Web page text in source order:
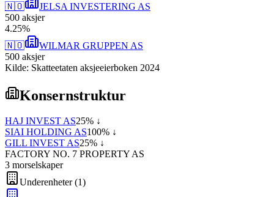
🇳🇴
JELSA INVESTERING AS
500 aksjer
4.25%
🇳🇴
WILMAR GRUPPEN AS
500 aksjer
Kilde: Skatteetaten aksjeeierboken 2024
Konsernstruktur
HAJ INVEST AS25% ↓
SIAI HOLDING AS100% ↓
GILL INVEST AS25% ↓
FACTORY NO. 7 PROPERTY AS
3 morselskaper
Underenheter(1)